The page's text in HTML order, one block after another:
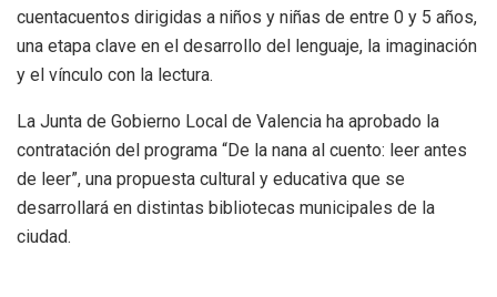
cuentacuentos dirigidas a niños y niñas de entre 0 y 5 años,
una etapa clave en el desarrollo del lenguaje, la imaginación
y el vínculo con la lectura.
La Junta de Gobierno Local de Valencia ha aprobado la
contratación del programa “De la nana al cuento: leer antes
de leer”, una propuesta cultural y educativa que se
desarrollará en distintas bibliotecas municipales de la
ciudad.